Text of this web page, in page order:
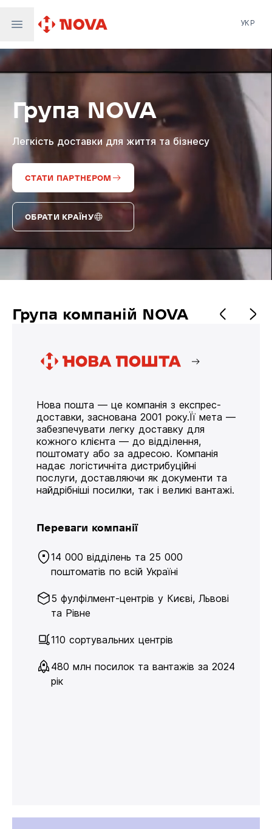
Nova Global
Nova Digital
Supernova Airlines
УКР
Група NOVA
Легкість доставки для життя та бізнесу
СТАТИ ПАРТНЕРОМ
ОБРАТИ КРАЇНУ
Група компаній NOVA
Нова пошта — це компанія з експрес-
доставки, заснована 2001 року.Її мета —
забезпечувати легку доставку для
кожного клієнта — до відділення,
поштомату або за адресою. Компанія
надає логістичніта дистрибуційні
послуги, доставляючи як документи та
найдрібніші посилки, так і великі вантажі.
Переваги компанії
14 000 відділень та 25 000
поштоматів по всій Україні
5 фулфілмент-центрів у Києві, Львові
та Рівне
110 сортувальних центрів
480 млн посилок та вантажів за 2024
рік